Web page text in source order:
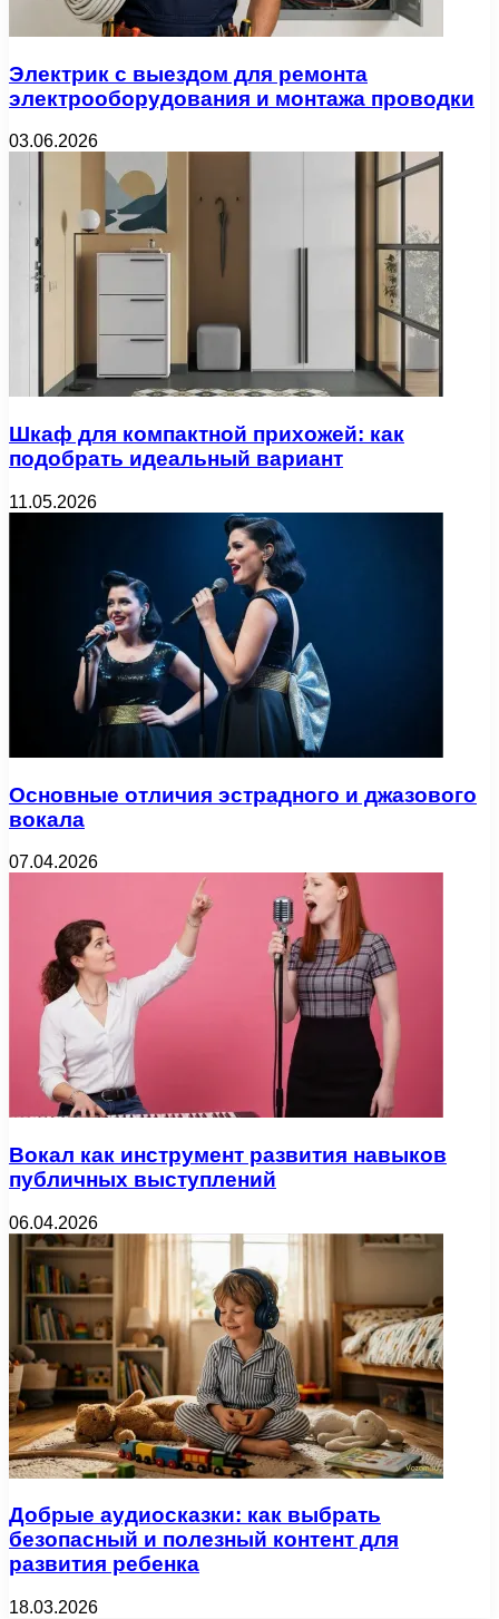
Электрик с выездом для ремонта
электрооборудования и монтажа проводки
03.06.2026
Шкаф для компактной прихожей: как
подобрать идеальный вариант
11.05.2026
Основные отличия эстрадного и джазового
вокала
07.04.2026
Вокал как инструмент развития навыков
публичных выступлений
06.04.2026
Добрые аудиосказки: как выбрать
безопасный и полезный контент для
развития ребенка
18.03.2026